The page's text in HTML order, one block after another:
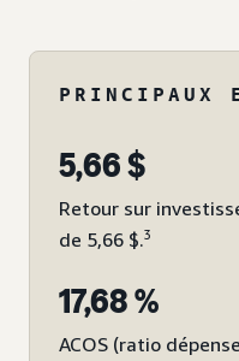
PRINCIPAUX
5,66 $
Retour sur
de 5,66 $.3
17,68 %
ACOS (ratio